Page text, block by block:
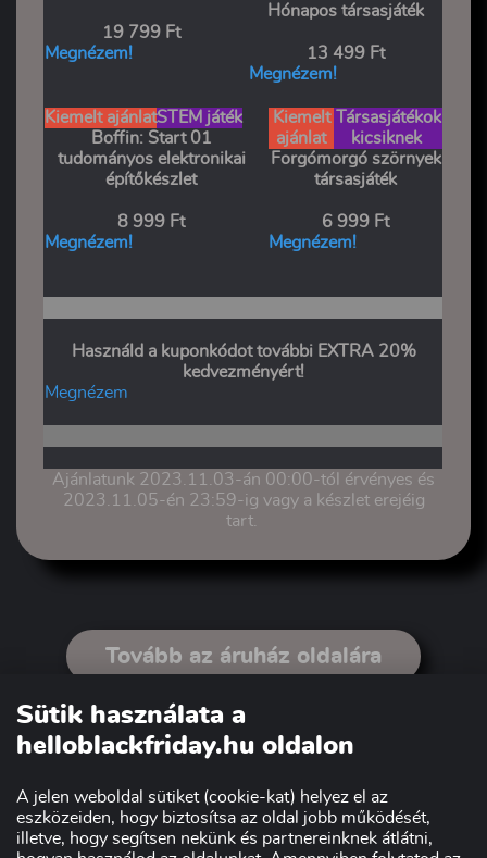
19 799 Ft
Megnézem!
Hónapos társasjáték
13 499 Ft
Megnézem!
Kiemelt ajánlatSTEM játék
Boffin: Start 01
tudományos elektronikai
építőkészlet
8 999 Ft
Megnézem!
Kiemelt
ajánlat
Társasjátékok
kicsiknek
Forgómorgó szörnyek
társasjáték
6 999 Ft
Megnézem!
Használd a kuponkódot további EXTRA 20%
kedvezményért!
Megnézem
Ajánlatunk 2023.11.03-án 00:00-tól érvényes és
2023.11.05-én 23:59-ig vagy a készlet erejéig
tart.
Tovább az áruház oldalára
Sütik használata a
helloblackfriday.hu oldalon
A jelen weboldal sütiket (cookie-kat) helyez el az
eszközeiden, hogy biztosítsa az oldal jobb működését,
illetve, hogy segítsen nekünk és partnereinknek átlátni,